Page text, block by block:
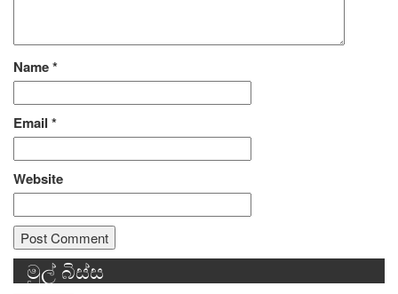
Name*
Email *
Website
Alternative:
මුල් බිස්ස